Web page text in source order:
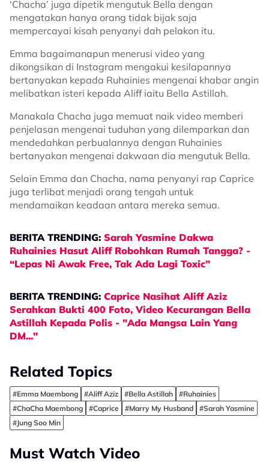
‘Chacha’ juga dipetik mengutuk Bella dengan
mengatakan hanya orang tidak bijak saja
mempercayai kisah penyanyi dah pelakon itu.
Emma bagaimanapun menerusi video yang
dikongsikan di Instagram mengakui kesilapannya
bertanyakan kepada Ruhainies mengenai khabar angin
melibatkan isteri kepada Aliff iaitu Bella Astillah.
Manakala Chacha juga memuat naik video memberi
penjelasan mengenai tuduhan yang dilemparkan dan
mendedahkan perbualannya dengan Ruhainies
bertanyakan mengenai dakwaan dia mengutuk Bella.
Selain Emma dan Chacha, nama penyanyi rap Caprice
juga terlibat menjadi orang tengah untuk
mendamaikan keadaan antara mereka semua.
BERITA TRENDING: Sarah Yasmine Dakwa
Ruhainies Hasut Aliff Robohkan Rumah Tangga? -
“Lepas Ni Awak Free, Tak Ada Lagi Toxic”
BERITA TRENDING: Caprice Nasihat Aliff Aziz
Serahkan Bukti 400 Foto, Video Kecurangan Bella
Astillah Kepada Polis - "Ada Mangsa Lain Yang
DM..."
Related Topics
#Emma Maembong #Aliff Aziz #Bella Astillah
#Ruhainies
#ChaCha Maembong
#Caprice #Marry My Husband
#Sarah Yasmine
#Jung Soo Min
Must Watch Video